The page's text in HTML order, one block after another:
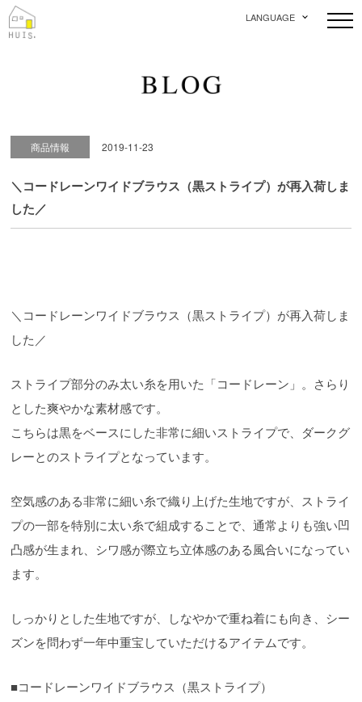
LANGUAGE
商品情報 2019-11-23
＼コードレーンワイドブラウス（黒ストライプ）が再入荷しま
した／
＼コードレーンワイドブラウス（黒ストライプ）が再入荷しま
した／
ストライプ部分のみ太い糸を用いた「コードレーン」。さらり
とした爽やかな素材感です。
こちらは黒をベースにした非常に細いストライプで、ダークグ
レーとのストライプとなっています。
空気感のある非常に細い糸で織り上げた生地ですが、ストライ
プの一部を特別に太い糸で組成することで、通常よりも強い凹
凸感が生まれ、シワ感が際立ち立体感のある風合いになってい
ます。
しっかりとした生地ですが、しなやかで重ね着にも向き、シー
ズンを問わず一年中重宝していただけるアイテムです。
■コードレーンワイドブラウス（黒ストライプ）